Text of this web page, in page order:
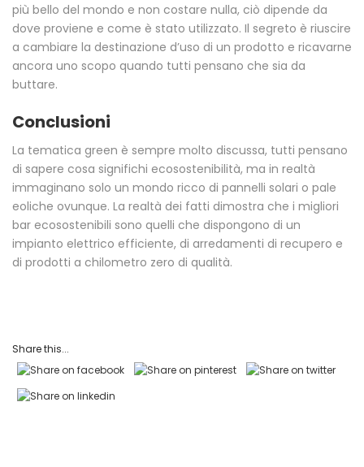
più bello del mondo e non costare nulla, ciò dipende da
dove proviene e come è stato utilizzato. Il segreto è riuscire
a cambiare la destinazione d’uso di un prodotto e ricavarne
ancora uno scopo quando tutti pensano che sia da
buttare.
Conclusioni
La tematica green è sempre molto discussa, tutti pensano
di sapere cosa significhi ecosostenibilità, ma in realtà
immaginano solo un mondo ricco di pannelli solari o pale
eoliche ovunque. La realtà dei fatti dimostra che i migliori
bar ecosostenibili sono quelli che dispongono di un
impianto elettrico efficiente, di arredamenti di recupero e
di prodotti a chilometro zero di qualità.
Share this...